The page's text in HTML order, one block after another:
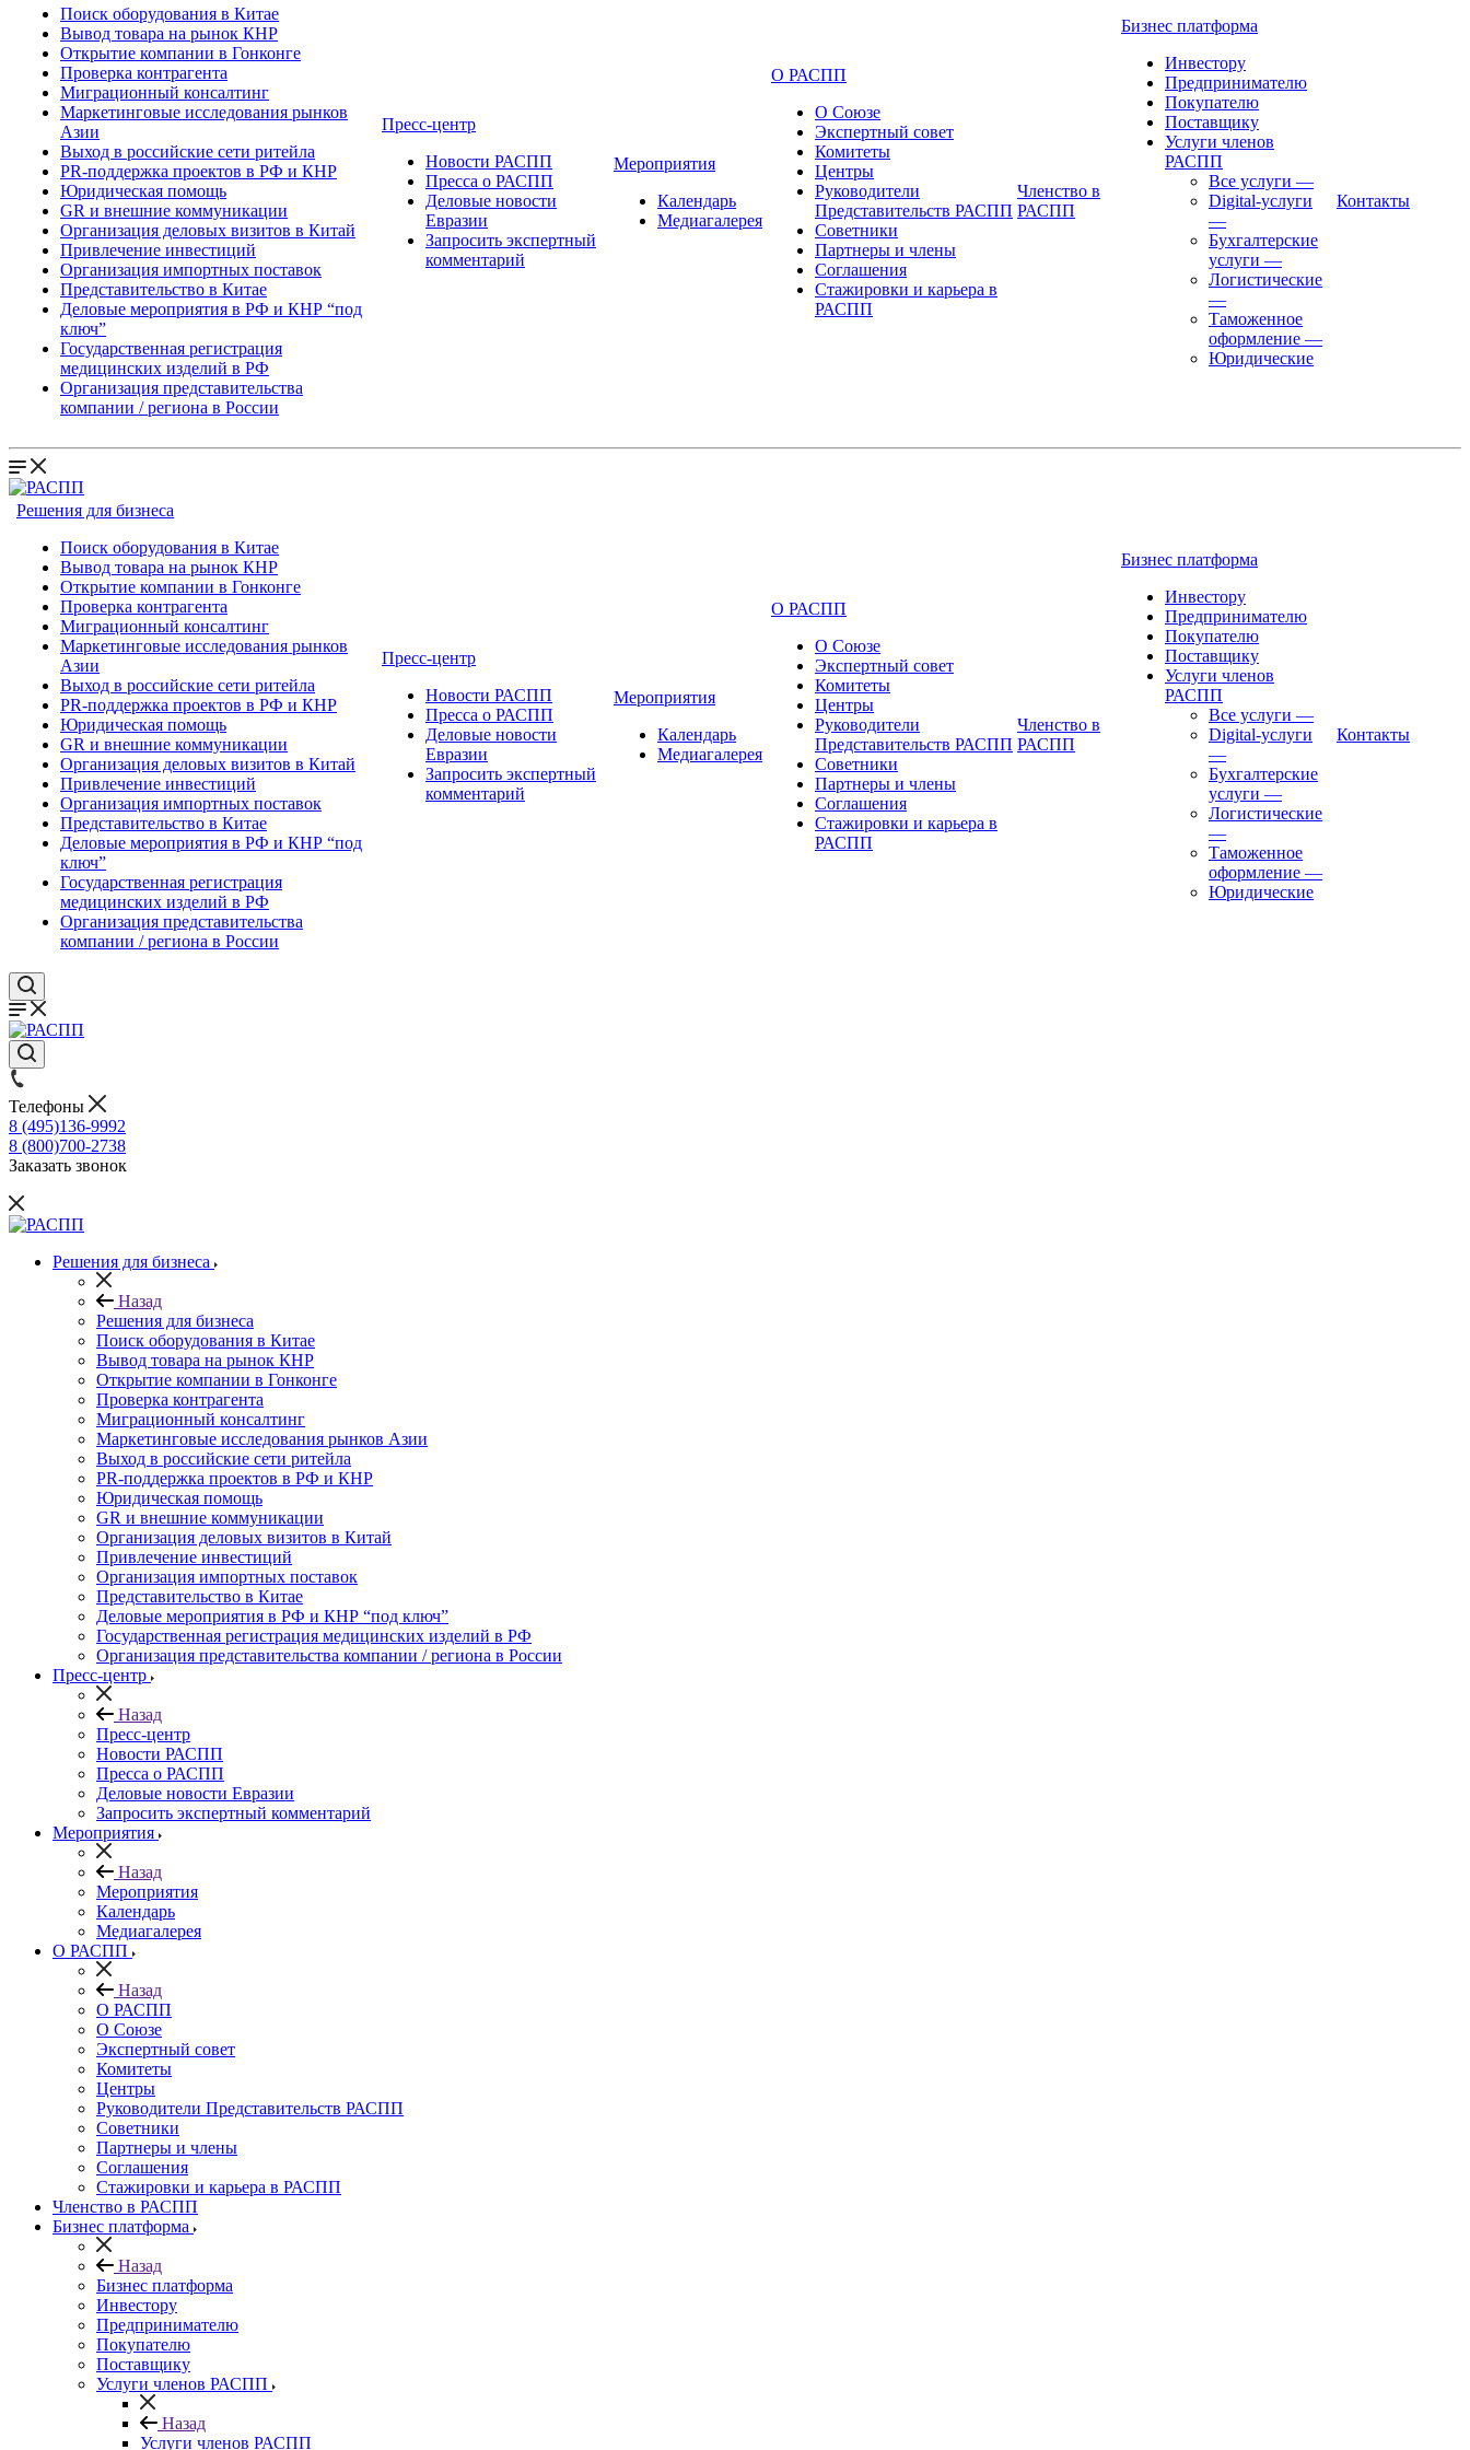
Поиск оборудования в Китае
Вывод товара на рынок КНР
Открытие компании в Гонконге
Проверка контрагента
Миграционный консалтинг
Маркетинговые исследования рынков
Азии
Выход в российские сети ритейла
PR-поддержка проектов в РФ и КНР
Юридическая помощь
GR и внешние коммуникации
Организация деловых визитов в Китай
Привлечение инвестиций
Организация импортных поставок
Представительство в Китае
Деловые мероприятия в РФ и КНР “под
ключ”
Государственная регистрация
медицинских изделий в РФ
Организация представительства
компании / региона в России
Пресс-центр
Новости РАСПП
Пресса о РАСПП
Деловые новости
Евразии
Запросить экспертный
комментарий
Мероприятия
Календарь
Медиагалерея
О РАСПП
О Союзе
Экспертный совет
Комитеты
Центры
Руководители
Представительств РАСПП
Советники
Партнеры и члены
Соглашения
Стажировки и карьера в
РАСПП
Членство в
РАСПП
Бизнес платформа
Инвестору
Предпринимателю
Покупателю
Поставщику
Услуги членов
РАСПП
Все услуги —
Digital-услуги
—
Бухгалтерские
услуги —
Логистические
—
Таможенное
оформление —
Юридические
Контакты
Решения для бизнеса
Поиск оборудования в Китае
Вывод товара на рынок КНР
Открытие компании в Гонконге
Проверка контрагента
Миграционный консалтинг
Маркетинговые исследования рынков
Азии
Выход в российские сети ритейла
PR-поддержка проектов в РФ и КНР
Юридическая помощь
GR и внешние коммуникации
Организация деловых визитов в Китай
Привлечение инвестиций
Организация импортных поставок
Представительство в Китае
Деловые мероприятия в РФ и КНР “под
ключ”
Государственная регистрация
медицинских изделий в РФ
Организация представительства
компании / региона в России
Пресс-центр
Новости РАСПП
Пресса о РАСПП
Деловые новости
Евразии
Запросить экспертный
комментарий
Мероприятия
Календарь
Медиагалерея
О РАСПП
О Союзе
Экспертный совет
Комитеты
Центры
Руководители
Представительств РАСПП
Советники
Партнеры и члены
Соглашения
Стажировки и карьера в
РАСПП
Членство в
РАСПП
Бизнес платформа
Инвестору
Предпринимателю
Покупателю
Поставщику
Услуги членов
РАСПП
Все услуги —
Digital-услуги
—
Бухгалтерские
услуги —
Логистические
—
Таможенное
оформление —
Юридические
Контакты
Телефоны
8 (495)136-9992
8 (800)700-2738
Заказать звонок
Решения для бизнеса
Назад
Решения для бизнеса
Поиск оборудования в Китае
Вывод товара на рынок КНР
Открытие компании в Гонконге
Проверка контрагента
Миграционный консалтинг
Маркетинговые исследования рынков Азии
Выход в российские сети ритейла
PR-поддержка проектов в РФ и КНР
Юридическая помощь
GR и внешние коммуникации
Организация деловых визитов в Китай
Привлечение инвестиций
Организация импортных поставок
Представительство в Китае
Деловые мероприятия в РФ и КНР “под ключ”
Государственная регистрация медицинских изделий в РФ
Организация представительства компании / региона в России
Пресс-центр
Назад
Пресс-центр
Новости РАСПП
Пресса о РАСПП
Деловые новости Евразии
Запросить экспертный комментарий
Мероприятия
Назад
Мероприятия
Календарь
Медиагалерея
О РАСПП
Назад
О РАСПП
О Союзе
Экспертный совет
Комитеты
Центры
Руководители Представительств РАСПП
Советники
Партнеры и члены
Соглашения
Стажировки и карьера в РАСПП
Членство в РАСПП
Бизнес платформа
Назад
Бизнес платформа
Инвестору
Предпринимателю
Покупателю
Поставщику
Услуги членов РАСПП
Назад
Услуги членов РАСПП